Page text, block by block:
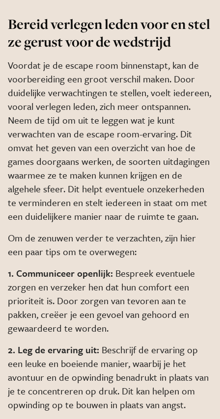
Bereid verlegen leden voor en stel
ze gerust voor de wedstrijd
Voordat je de escape room binnenstapt, kan de
voorbereiding een groot verschil maken. Door
duidelijke verwachtingen te stellen, voelt iedereen,
vooral verlegen leden, zich meer ontspannen.
Neem de tijd om uit te leggen wat je kunt
verwachten van de escape room-ervaring. Dit
omvat het geven van een overzicht van hoe de
games doorgaans werken, de soorten uitdagingen
waarmee ze te maken kunnen krijgen en de
algehele sfeer. Dit helpt eventuele onzekerheden
te verminderen en stelt iedereen in staat om met
een duidelijkere manier naar de ruimte te gaan.
Om de zenuwen verder te verzachten, zijn hier
een paar tips om te overwegen:
1. Communiceer openlijk: Bespreek eventuele
zorgen en verzeker hen dat hun comfort een
prioriteit is. Door zorgen van tevoren aan te
pakken, creëer je een gevoel van gehoord en
gewaardeerd te worden.
2. Leg de ervaring uit: Beschrijf de ervaring op
een leuke en boeiende manier, waarbij je het
avontuur en de opwinding benadrukt in plaats van
je te concentreren op druk. Dit kan helpen om
opwinding op te bouwen in plaats van angst.